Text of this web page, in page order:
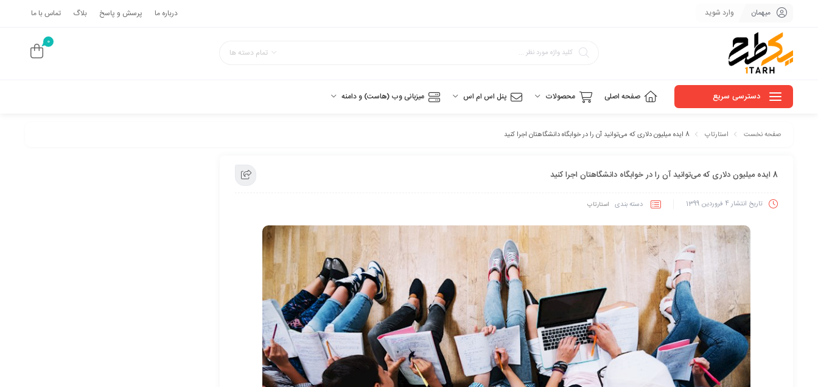
میهمان وارد شوید درباره ما پرسش و پاسخ بلاگ تماس با ما
تمام دسته ها
0
دسترسی سریع صفحه اصلی محصولات پنل اس ام اس میزبانی وب (هاست) و دامنه
صفحه نخست استارتاپ 8 ایده میلیون دلاری که می‌توانید آن را در خوابگاه دانشگاهتان اجرا کنید
8 ایده میلیون دلاری که می‌توانید آن را در خوابگاه دانشگاهتان اجرا کنید
تاریخ انتشار4 فروردین 1399 دسته بندی استارتاپ